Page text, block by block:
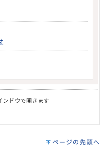
ンドウで開きます
ページの先頭へ